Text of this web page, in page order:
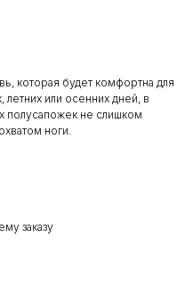
которая будет комфортна для
или осенних дней, в
полусапожек не слишком
ноги.
заказу